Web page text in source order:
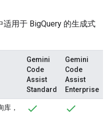
适用于 BigQuery 的生成式
Gemini
Code
Assist
Standard
Gemini
Code
Assist
Enterprise
库，